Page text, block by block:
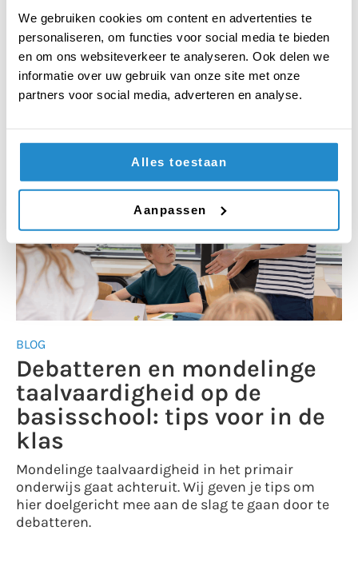
We gebruiken cookies om content en advertenties te
personaliseren, om functies voor social media te bieden
en om ons websiteverkeer te analyseren. Ook delen we
informatie over uw gebruik van onze site met onze
partners voor social media, adverteren en analyse.
Alles toestaan
Aanpassen
BLOG
Debatteren en mondelinge
taalvaardigheid op de
basisschool: tips voor in de
klas
Mondelinge taalvaardigheid in het primair
onderwijs gaat achteruit. Wij geven je tips om
hier doelgericht mee aan de slag te gaan door te
debatteren.